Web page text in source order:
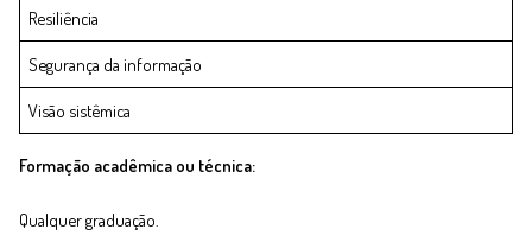
Resiliência
Segurança da informação
Visão sistêmica
Formação acadêmica ou técnica:
Qualquer graduação.